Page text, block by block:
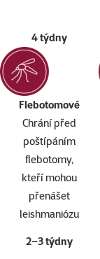
4 týdny
Flebotomové
Chrání před
poštípáním
flebotomy,
kteří mohou
přenášet
leishmaniózu
2–3 týdny